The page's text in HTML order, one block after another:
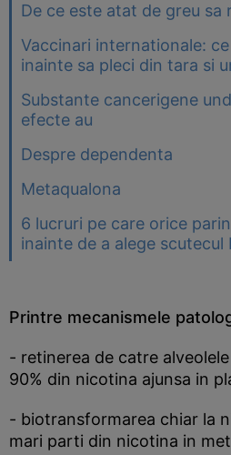
De ce este atat de greu sa
Vaccinari internationale:
inainte sa pleci din tara si
Substante cancerigene
efecte au
Despre dependenta
Metaqualona
6 lucruri pe care orice
inainte de a alege scutecul
Printre mecanismele
- retinerea de catre
90% din nicotina ajunsa in
- biotransformarea chiar la
mari parti din nicotina in